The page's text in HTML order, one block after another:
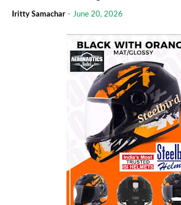
Iritty Samachar - June 20, 2026